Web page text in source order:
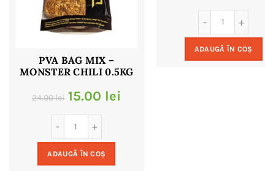
PVA BAG MIX –
MONSTER CHILI 0.5KG
24.00lei Prețul
inițial
a
fost:
15.00 lei
ADAUGĂ ÎN COȘ
inițial
a
fost:
ADAUGĂ ÎN COȘ